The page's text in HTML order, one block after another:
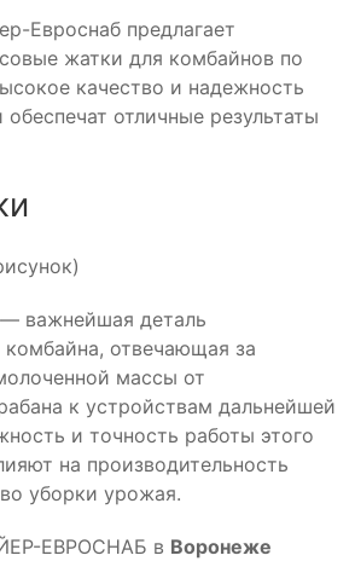
Евроснаб предлагает
жатки для комбайнов по
качество и надежность
отличные результаты
— важнейшая деталь
комбайна, отвечающая за
массы от
к устройствам дальнейшей
и точность работы этого
на производительность
уборки урожая.
ЕВРОСНАБ в Воронеже